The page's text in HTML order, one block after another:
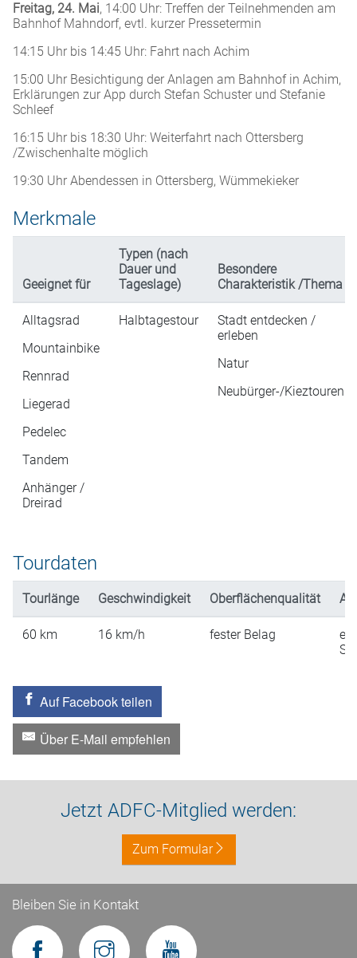
Freitag, 24. Mai, 14:00 Uhr: Treffen der Teilnehmenden am
Bahnhof Mahndorf, evtl. kurzer Pressetermin
14:15 Uhr bis 14:45 Uhr: Fahrt nach Achim
15:00 Uhr Besichtigung der Anlagen am Bahnhof in Achim,
Erklärungen zur App durch Stefan Schuster und Stefanie
Schleef
16:15 Uhr bis 18:30 Uhr: Weiterfahrt nach Ottersberg
/Zwischenhalte möglich
19:30 Uhr Abendessen in Ottersberg, Wümmekieker
Merkmale
Geeignet für
Typen (nach
Dauer und
Tageslage)
Besondere
Charakteristik /Thema
Alltagsrad
Mountainbike
Rennrad
Liegerad
Pedelec
Tandem
Anhänger /
Dreirad
Halbtagestour
Stadt entdecken /
erleben
Natur
Neubürger-/Kieztouren
Tourdaten
Tourlänge Geschwindigkeit Oberflächenqualität
60 km 16 km/h fester Belag
Auf Facebook teilen
Über E-Mail empfehlen
Jetzt ADFC-Mitglied werden:
Zum Formular
Bleiben Sie in Kontakt